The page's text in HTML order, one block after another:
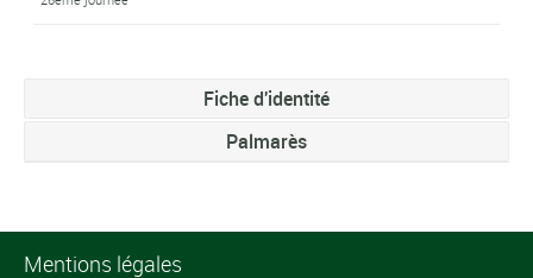
Fiche d'identité
Palmarès
Mentions légales